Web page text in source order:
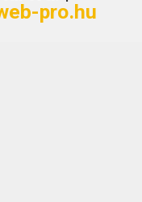
pro.hu